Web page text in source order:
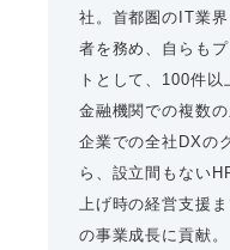
社。首都圏のIT業
者を務め、自らも
トとして、100件
金融機関での複数
企業での全社DXの
ら、設立間もない
上げ時の経営支援
の事業成長に貢献。